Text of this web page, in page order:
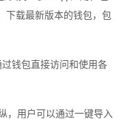
下载最新版本的钱包，包
钱包直接访问和使用各
，用户可以通过一键导入